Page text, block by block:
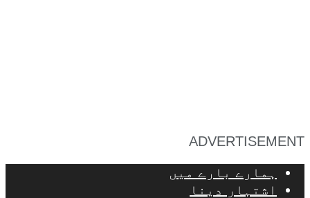
ADVERTISEMENT
ہمارے بارے میں
اشتہار دینا